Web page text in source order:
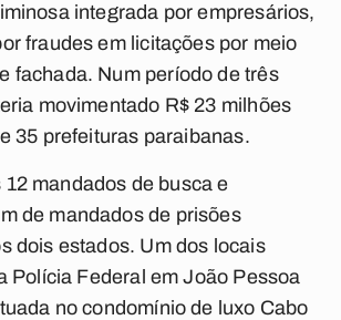
integrada por empresários,
fraudes em licitações por meio
fachada. Num período de três
movimentado R$ 23 milhões
35 prefeituras paraibanas.
mandados de busca e
de mandados de prisões
dois estados. Um dos locais
Polícia Federal em João Pessoa
no condomínio de luxo Cabo